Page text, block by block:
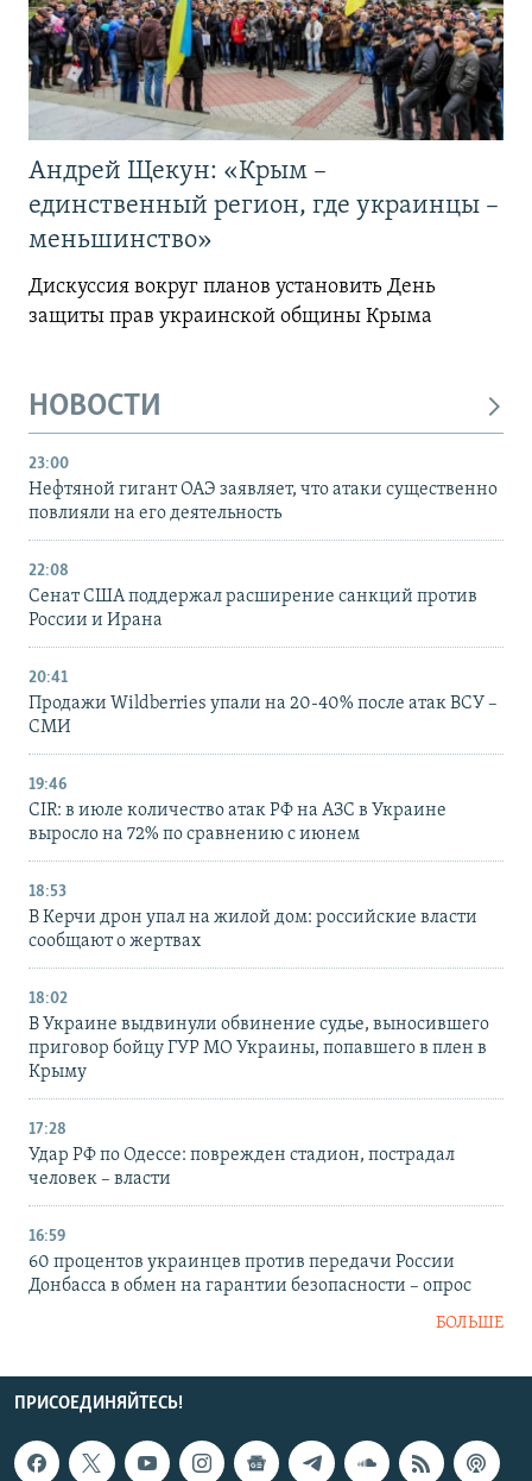
Андрей Щекун: «Крым –
единственный регион, где украинцы –
меньшинство»
Дискуссия вокруг планов установить День
защиты прав украинской общины Крыма
НОВОСТИ
23:00
Нефтяной гигант ОАЭ заявляет, что атаки существенно
повлияли на его деятельность
22:08
Сенат США поддержал расширение санкций против
России и Ирана
20:41
Продажи Wildberries упали на 20-40% после атак ВСУ –
СМИ
19:46
CIR: в июле количество атак РФ на АЗС в Украине
выросло на 72% по сравнению с июнем
18:53
В Керчи дрон упал на жилой дом: российские власти
сообщают о жертвах
18:02
В Украине выдвинули обвинение судье, выносившего
приговор бойцу ГУР МО Украины, попавшего в плен в
Крыму
17:28
Удар РФ по Одессе: поврежден стадион, пострадал
человек – власти
16:59
60 процентов украинцев против передачи России
Донбасса в обмен на гарантии безопасности – опрос
БОЛЬШЕ
ПРИСОЕДИНЯЙТЕСЬ!